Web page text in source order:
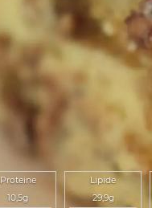
Proteine
10,5g
Lipide
29,9g